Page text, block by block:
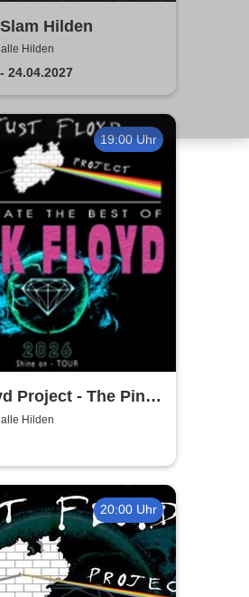
Hilden
Hilden
24.04.2027
19:00 Uhr
Project - The Pink
Show
Hilden
20:00 Uhr